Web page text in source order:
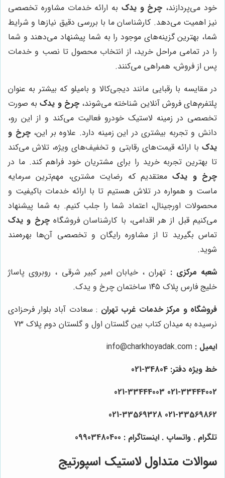
خود می‌پردازند، چرخ و یدک به ارائه خدمات مشاوره تخصصی
نیز اهمیت می‌دهد. کارشناسان ما با بررسی دقیق نیازها و شرایط
شما، بهترین گزینه‌های موجود را به شما پیشنهاد می‌دهند و شما
را در تمامی مراحل خرید، از انتخاب محصول تا نصب و خدمات
پس از فروش، همراهی می‌کنند.
در مقایسه با رقبایی مانند دیجی‌کالا و بامیلو که بیشتر به عنوان
پلتفرم‌های فروش آنلاین شناخته می‌شوند،چرخ و یدکبه صورت
تخصصی در زمینه لاستیک خودرو فعالیت می‌کند و از این رو،
دانش و تجربه بیشتری در این زمینه دارد. علاوه بر این،چرخ و
یدک با ارائه قیمت‌های رقابتی و تخفیف‌های ویژه، تلاش می‌کند
تا بهترین تجربه خرید را برای مشتریان خود فراهم کند. ما در
چرخ و یدکمعتقدیم که رضایت مشتری، مهم‌ترین سرمایه
ماست و همواره در تلاش هستیم تا با ارائه خدمات باکیفیت و
محصولات اورجینال، اعتماد شما را جلب کنیم. به شما پیشنهاد
می‌کنیم قبل از هر اقدامی، با کارشناسان فروشگاهچرخ و یدک
تماس بگیرید تا از مشاوره رایگان و تخصصی آن‌ها بهره‌مند
شوید.
شعبه مرکزی : تهران ، خیابان امیر کبیر شرقی ، روبروی پاساژ
خلیج فارس پلاک ۱۴۵ ساختمان چرخ و یدک.
فروشگاه و مرکز خدمات غرب تهران : سعادت آباد بلوار فرحزادی
نرسیده به میدان کتاب بین گلستان اول و گلستان دوم پلاک 73
ایمیل : info@charkhoyadak.com
خط ویژه دفتر: 34804-021
021-33444002 021-33444003
021-33569862 021-33569328
تلگرام . واتساپ . اینستاگرام : 09903480400
سوالات متداول لاستیک اسپورتیج